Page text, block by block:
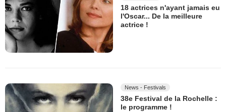
18 actrices n'ayant jamais eu
l'Oscar... De la meilleure
actrice !
News - Festivals
38e Festival de la Rochelle :
le programme !